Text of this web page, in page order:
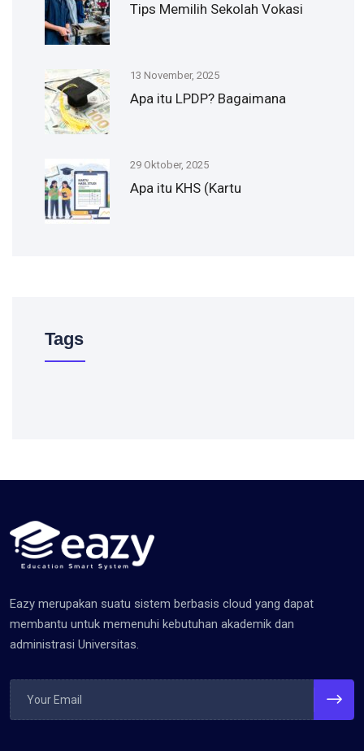
Tips Memilih Sekolah Vokasi
13 November, 2025
Apa itu LPDP? Bagaimana
29 Oktober, 2025
Apa itu KHS (Kartu
Tags
Eazy merupakan suatu sistem berbasis cloud yang dapat
membantu untuk memenuhi kebutuhan akademik dan
administrasi Universitas.